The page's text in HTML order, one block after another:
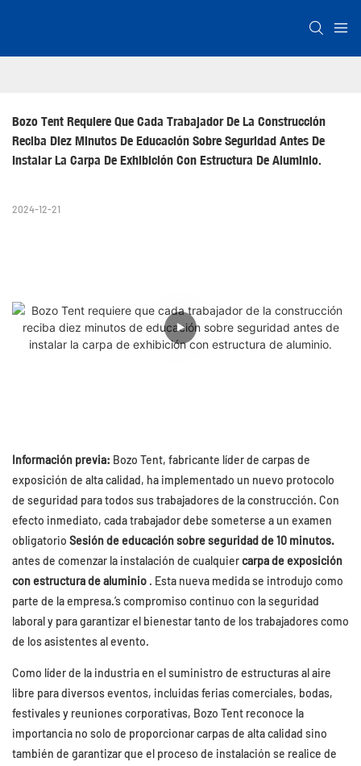
Bozo Tent Requiere Que Cada Trabajador De La Construcción
Reciba Diez Minutos De Educación Sobre Seguridad Antes De
Instalar La Carpa De Exhibición Con Estructura De Aluminio.
2024-12-21
Información previa: Bozo Tent, fabricante líder de carpas de
exposición de alta calidad, ha implementado un nuevo protocolo
de seguridad para todos sus trabajadores de la construcción. Con
efecto inmediato, cada trabajador debe someterse a un examen
obligatorio Sesión de educación sobre seguridad de 10 minutos.
antes de comenzar la instalación de cualquiercarpa de exposición
con estructura de aluminio . Esta nueva medida se introdujo como
parte de la empresa.’s compromiso continuo con la seguridad
laboral y para garantizar el bienestar tanto de los trabajadores como
de los asistentes al evento.
Como líder de la industria en el suministro de estructuras al aire
libre para diversos eventos, incluidas ferias comerciales, bodas,
festivales y reuniones corporativas, Bozo Tent reconoce la
importancia no solo de proporcionar carpas de alta calidad sino
también de garantizar que el proceso de instalación se realice de